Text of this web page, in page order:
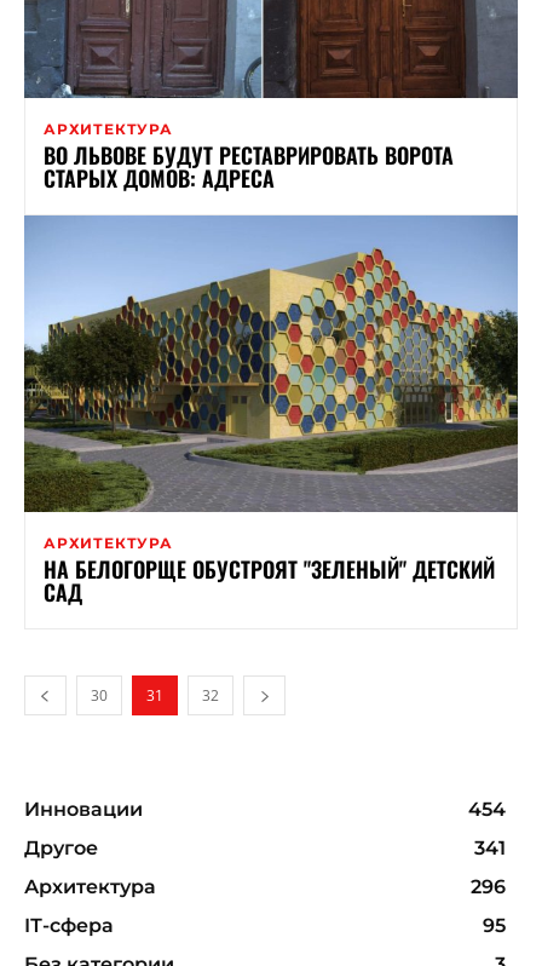
АРХИТЕКТУРА
ВО ЛЬВОВЕ БУДУТ РЕСТАВРИРОВАТЬ ВОРОТА
СТАРЫХ ДОМОВ: АДРЕСА
АРХИТЕКТУРА
НА БЕЛОГОРЩЕ ОБУСТРОЯТ "ЗЕЛЕНЫЙ" ДЕТСКИЙ
САД
30 31 32
Инновации
454
Другое
341
Архитектура
296
ІТ-сфера
95